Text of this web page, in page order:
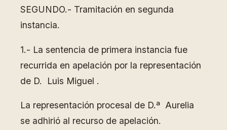
SEGUNDO.- Tramitación en segunda
instancia.
1.- La sentencia de primera instancia fue
recurrida en apelación por la representación
de D. Luis Miguel .
La representación procesal de D.ª Aurelia
se adhirió al recurso de apelación.